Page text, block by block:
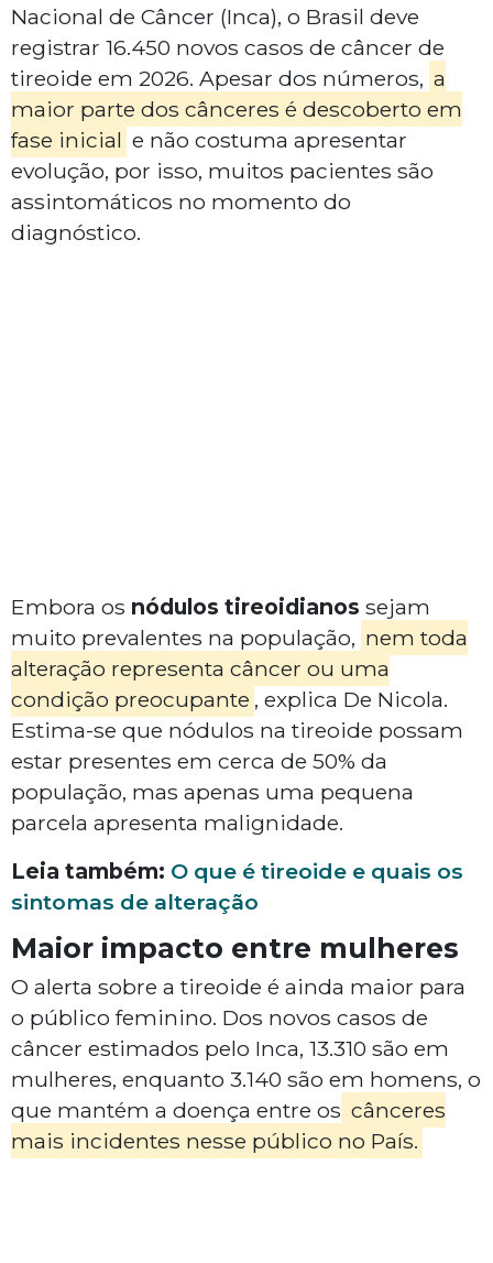
Nacional de Câncer (Inca), o Brasil deve
registrar 16.450 novos casos de câncer de
tireoide em 2026. Apesar dos números, a
maior parte dos cânceres é descoberto em
fase inicial e não costuma apresentar
evolução, por isso, muitos pacientes são
assintomáticos no momento do
diagnóstico.
Embora os nódulos tireoidianos sejam
muito prevalentes na população, nem toda
alteração representa câncer ou uma
condição preocupante , explica De Nicola.
Estima-se que nódulos na tireoide possam
estar presentes em cerca de 50% da
população, mas apenas uma pequena
parcela apresenta malignidade.
Leia também: O que é tireoide e quais os
sintomas de alteração
Maior impacto entre mulheres
O alerta sobre a tireoide é ainda maior para
o público feminino. Dos novos casos de
câncer estimados pelo Inca, 13.310 são em
mulheres, enquanto 3.140 são em homens, o
que mantém a doença entre os cânceres
mais incidentes nesse público no País.